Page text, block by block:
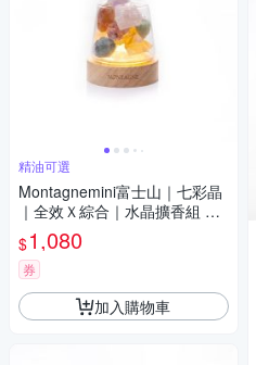
精油可選
Montagnemini富士山｜七彩晶
｜全效Ｘ綜合｜水晶擴香組 精
油可選
$1,080
券
加入購物車